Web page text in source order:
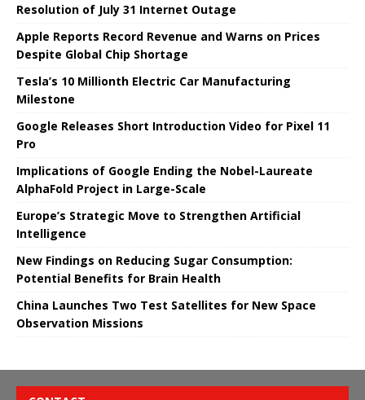
Resolution of July 31 Internet Outage
Apple Reports Record Revenue and Warns on Prices
Despite Global Chip Shortage
Tesla’s 10 Millionth Electric Car Manufacturing
Milestone
Google Releases Short Introduction Video for Pixel 11
Pro
Implications of Google Ending the Nobel-Laureate
AlphaFold Project in Large-Scale
Europe’s Strategic Move to Strengthen Artificial
Intelligence
New Findings on Reducing Sugar Consumption:
Potential Benefits for Brain Health
China Launches Two Test Satellites for New Space
Observation Missions